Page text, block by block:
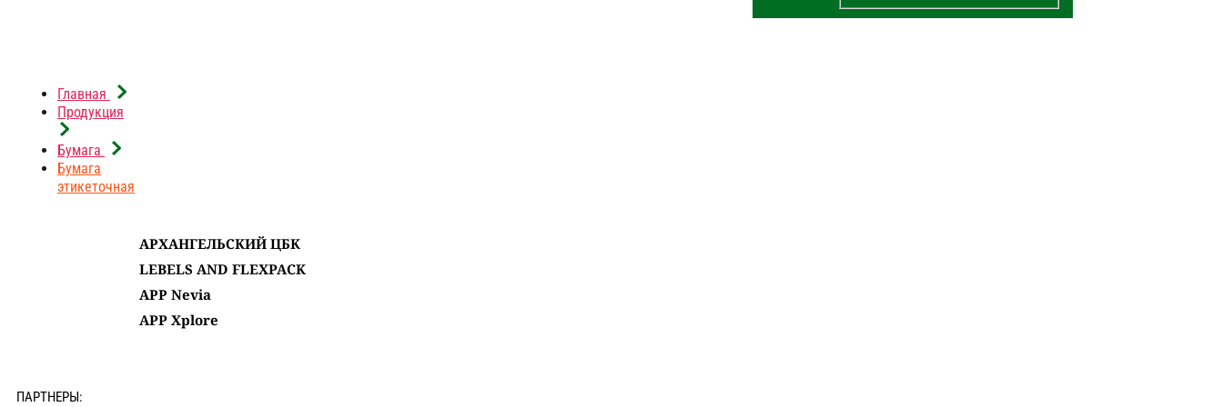
Главная
Продукция
Бумага
Бумага
этикеточная
АРХАНГЕЛЬСКИЙ ЦБК
LEBELS AND FLEXPACK
АРР Nevia
APP Xplore
ПАРТНЕРЫ: